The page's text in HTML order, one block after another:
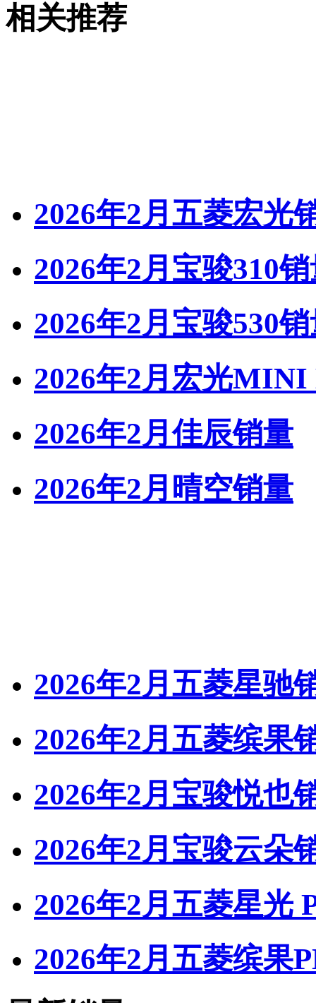
相关推荐
2026年2月五菱宏光
2026年2月宝骏310
2026年2月宝骏530
2026年2月宏光
2026年2月佳辰销量
2026年2月晴空销量
2026年2月五菱星驰
2026年2月五菱缤果
2026年2月宝骏悦也
2026年2月宝骏云朵
2026年2月五菱星光
2026年2月五菱缤果